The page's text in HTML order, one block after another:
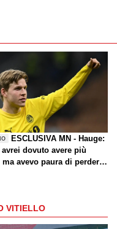
ESCLUSIVA MN - Hauge:
dovuto avere più
ma avevo paura di perdere
Magari. Forza Milan!”
VITIELLO